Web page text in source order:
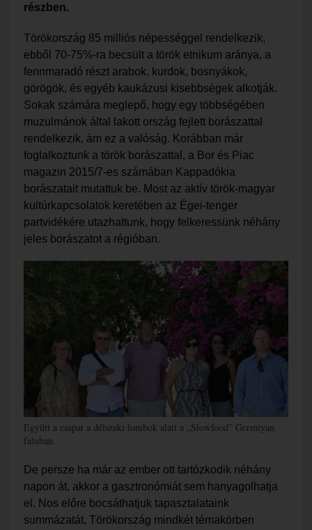
részben.
Törökország 85 milliós népességgel rendelkezik,
ebből 70-75%-ra becsült a török etnikum aránya, a
fennmaradó részt arabok, kurdok, bosnyákok,
görögök, és egyéb kaukázusi kisebbségek alkotják.
Sokak számára meglepő, hogy egy többségében
muzulmánok által lakott ország fejlett borászattal
rendelkezik, ám ez a valóság. Korábban már
foglalkoztunk a török borászattal, a Bor és Piac
magazin 2015/7-es számában Kappadókia
borászatait mutattuk be. Most az aktív török-magyar
kultúrkapcsolatok keretében az Égei-tenger
partvidékére utazhattunk, hogy felkeressünk néhány
jeles borászatot a régióban.
Együtt a csapat a délszaki lombok alatt a „Slowfood” Germiyan
faluban
De persze ha már az ember ott tartózkodik néhány
napon át, akkor a gasztronómiát sem hanyagolhatja
el. Nos előre bocsáthatjuk tapasztalataink
summázatát, Törökország mindkét témakörben